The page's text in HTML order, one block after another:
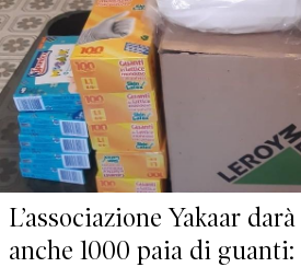
L’associazione Yakaar
anche 1000 paia di